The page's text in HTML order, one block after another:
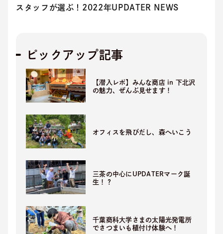
スタッフが選ぶ！2022年UPDATER NEWS
ピックアップ記事
【潜入レポ】みんな商店 in 下北沢
の魅力、ぜんぶ見せます！
オフィスを飛びだし、森へいこう
三茶の中心にUPDATERマーク誕
生！？
千葉商科大学さまの太陽光発電所
でさつまいも植付け体験へ！